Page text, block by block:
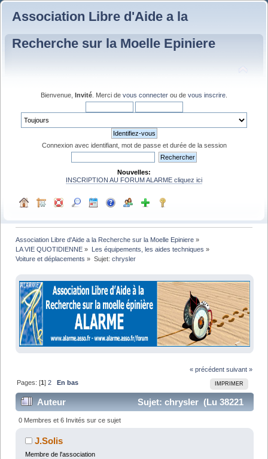
Association Libre d'Aide a la
Recherche sur la Moelle Epiniere
Bienvenue, Invité . Merci de vous connecter ou de vous inscrire
Connexion avec identifiant, mot de passe et durée de la session
Nouvelles:
INSCRIPTION AU FORUM ALARME cliquez ici
Association Libre d'Aide a la Recherche sur la Moelle Epiniere »
LA VIE QUOTIDIENNE » Les équipements, les aides techniques »
Voiture et déplacements » Sujet: chrysler
« précédent suivant »
IMPRIMER
Pages: [1]2 En bas
Auteur
Sujet: chrysler (Lu 38221
fois)
0 Membres et 6 Invités sur ce sujet
J.Solis
Membre de l'association